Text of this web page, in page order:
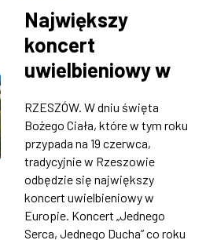
Największy
koncert
uwielbieniowy w
tygodniu w Parku
Sybiraków
RZESZÓW. W dniu święta
Bożego Ciała, które w tym roku
przypada na 19 czerwca,
tradycyjnie w Rzeszowie
odbędzie się największy
koncert uwielbieniowy w
Europie. Koncert „Jednego
Serca, Jednego Ducha” co roku